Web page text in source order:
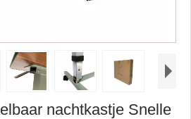
nachtkastje Snelle